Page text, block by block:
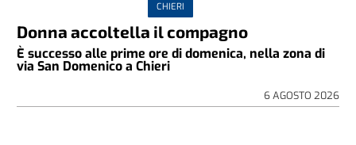
CHIERI
Donna accoltella il compagno
È successo alle prime ore di domenica, nella zona di
via San Domenico a Chieri
6 AGOSTO 2026